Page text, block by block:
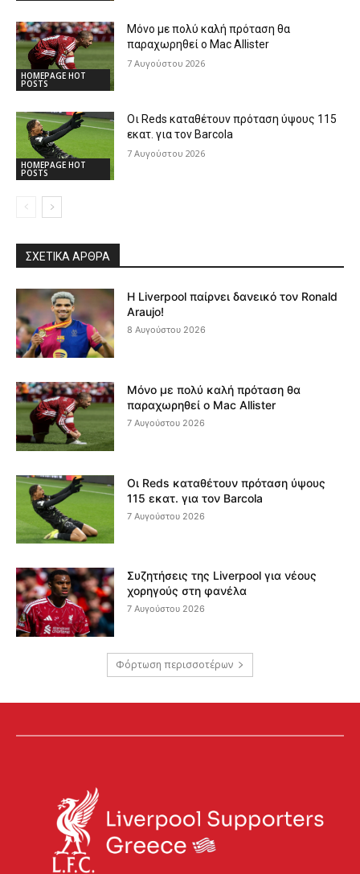
HOMEPAGE HOT
POSTS
Μόνο με πολύ καλή πρόταση θα
παραχωρηθεί ο Mac Allister
7 Αυγούστου 2026
HOMEPAGE HOT
POSTS
Οι Reds καταθέτουν πρόταση ύψους 115
εκατ. για τον Barcola
7 Αυγούστου 2026
ΣΧΕΤΙΚΆ ΆΡΘΡΑ
Η Liverpool παίρνει δανεικό τον Ronald
Araujo!
8 Αυγούστου 2026
Μόνο με πολύ καλή πρόταση θα
παραχωρηθεί ο Mac Allister
7 Αυγούστου 2026
Οι Reds καταθέτουν πρόταση ύψους
115 εκατ. για τον Barcola
7 Αυγούστου 2026
Συζητήσεις της Liverpool για νέους
χορηγούς στη φανέλα
7 Αυγούστου 2026
Φόρτωση περισσοτέρων